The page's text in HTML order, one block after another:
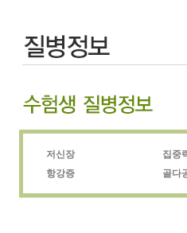
저신장
집중
항강증
골다